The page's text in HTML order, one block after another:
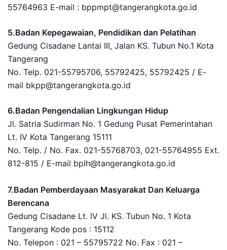
55764963 E-mail : bppmpt@tangerangkota.go.id
5.Badan Kepegawaian, Pendidikan dan Pelatihan
Gedung Cisadane Lantai III, Jalan KS. Tubun No.1 Kota
Tangerang
No. Telp. 021-55795706, 55792425, 55792425 / E-
mail bkpp@tangerangkota.go.id
6.Badan Pengendalian Lingkungan Hidup
Jl. Satria Sudirman No. 1 Gedung Pusat Pemerintahan
Lt. IV Kota Tangerang 15111
No. Telp. / No. Fax. 021-55768703, 021-55764955 Ext.
812-815 / E-mail bplh@tangerangkota.go.id
7.Badan Pemberdayaan Masyarakat Dan Keluarga
Berencana
Gedung Cisadane Lt. IV Jl. KS. Tubun No. 1 Kota
Tangerang Kode pos : 15112
No. Telepon : 021 – 55795722 No. Fax : 021 –